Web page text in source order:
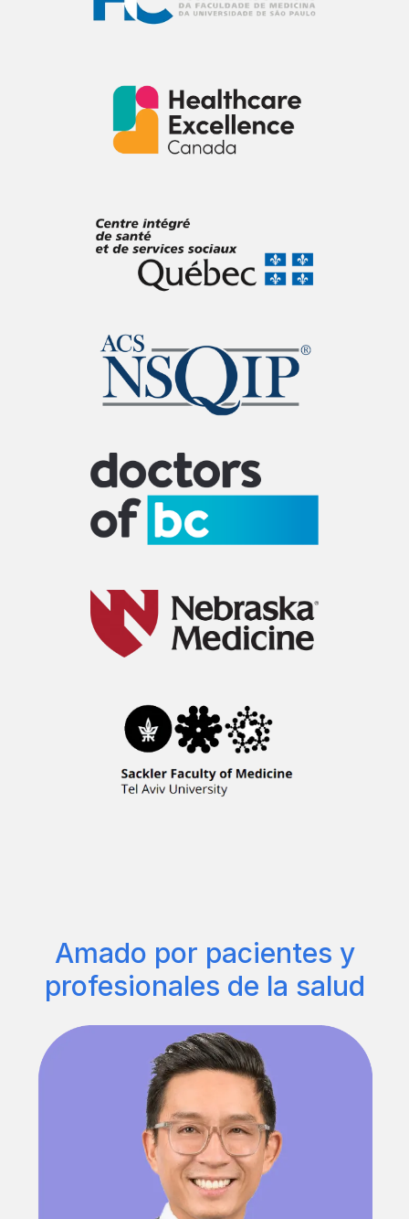
Amado por pacientes y
profesionales de la salud